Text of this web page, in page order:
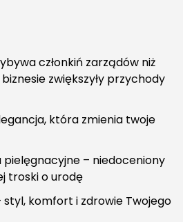
członkiń zarządów niż
zwiększyły przychody
która zmienia twoje
pielęgnacyjne – niedoceniony
troski o urodę
komfort i zdrowie Twojego